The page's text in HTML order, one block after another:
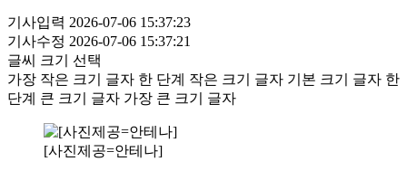
기사입력 2026-07-06 15:37:23
기사수정 2026-07-06 15:37:21
글씨 크기 선택
가장 작은 크기 글자 한 단계 작은 크기 글자 기본 크기 글자 한
단계 큰 크기 글자 가장 큰 크기 글자
[사진제공=안테나]